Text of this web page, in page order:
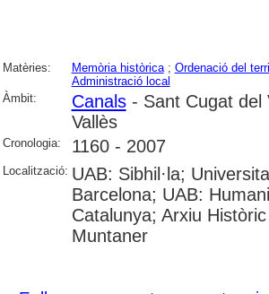
Matèries: Memòria històrica; Ordenació del
Administració local
Àmbit:
Canals- Sant Cugat del
Vallès
Cronologia: 1160 - 2007
Localització: UAB: Sibhil·la;
Barcelona; UAB:
Catalunya; Arxiu
Muntaner